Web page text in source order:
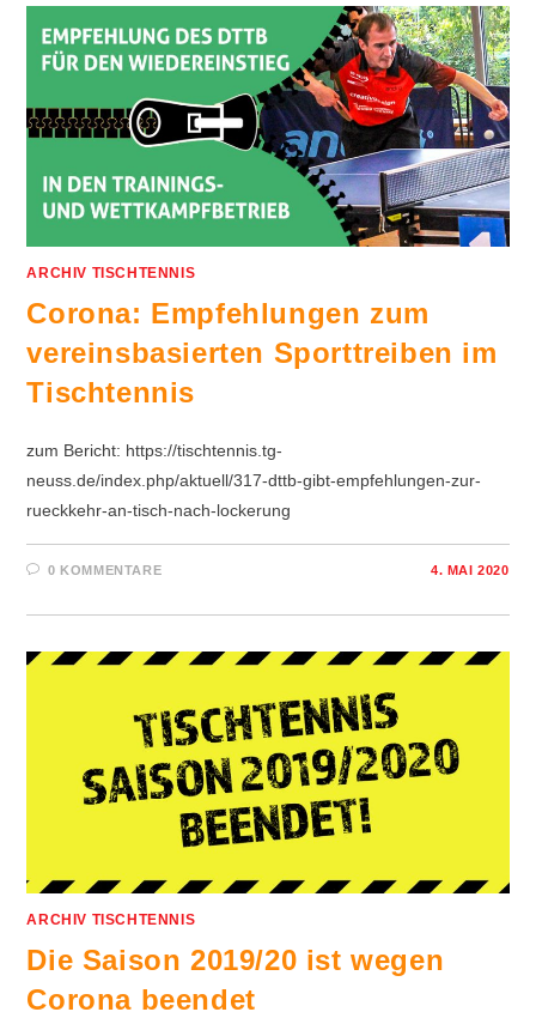
ARCHIV TISCHTENNIS
Corona: Empfehlungen zum
vereinsbasierten Sporttreiben im
Tischtennis
zum Bericht: https://tischtennis.tg-
neuss.de/index.php/aktuell/317-dttb-gibt-empfehlungen-zur-
rueckkehr-an-tisch-nach-lockerung
0 KOMMENTARE 4. MAI 2020
ARCHIV TISCHTENNIS
Die Saison 2019/20 ist wegen
Corona beendet